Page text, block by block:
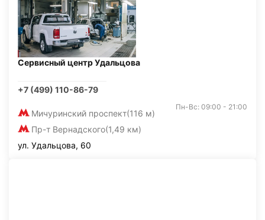
Сервисный центр Удальцова
+7 (499) 110-86-79
Мичуринский проспект(116 м)
Пр-т Вернадского(1,49 км)
Пн-Вс: 09:00 - 21:00
ул. Удальцова, 60